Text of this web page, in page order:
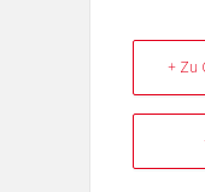
+ Zu